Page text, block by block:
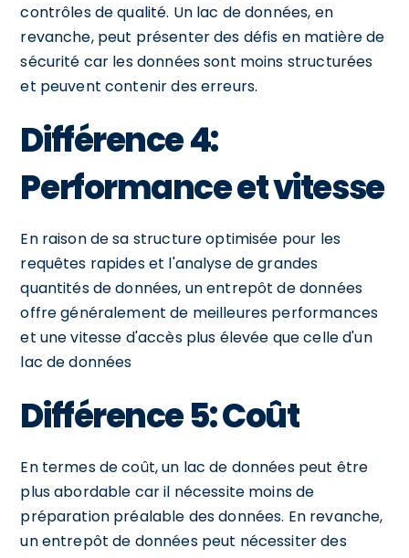
contrôles de qualité. Un lac de données, en
revanche, peut présenter des défis en matière de
sécurité car les données sont moins structurées
et peuvent contenir des erreurs.
Différence 4:
Performance et vitesse
En raison de sa structure optimisée pour les
requêtes rapides et l'analyse de grandes
quantités de données, un entrepôt de données
offre généralement de meilleures performances
et une vitesse d'accès plus élevée que celle d'un
lac de données
Différence 5: Coût
En termes de coût, un lac de données peut être
plus abordable car il nécessite moins de
préparation préalable des données. En revanche,
un entrepôt de données peut nécessiter des